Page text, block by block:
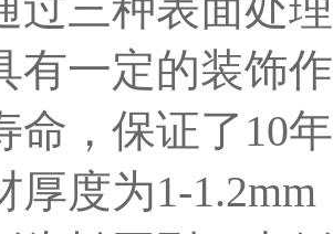
有一定的装饰
命，保证了10
厚度为1-